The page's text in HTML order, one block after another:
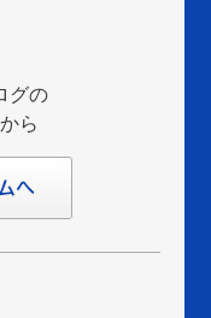
グの
ら